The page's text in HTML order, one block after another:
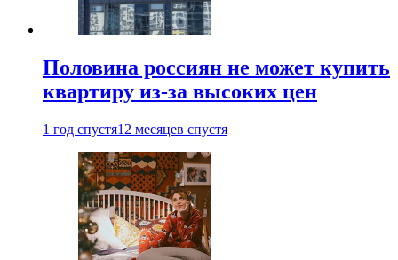
Половина россиян не может купить
квартиру из-за высоких цен
1 год спустя12 месяцев спустя